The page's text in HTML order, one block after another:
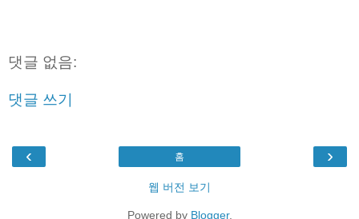
댓글 없음:
댓글 쓰기
‹ ›
홈
웹 버전 보기
Powered by Blogger.